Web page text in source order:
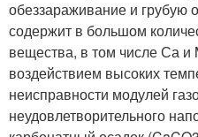
обеззараживание и грубую
содержит в большом
вещества, в том числе Са и
воздействием высоких
неисправности модулей
неудовлетворительного